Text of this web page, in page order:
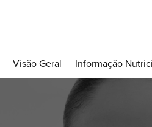
Visão Geral Informação